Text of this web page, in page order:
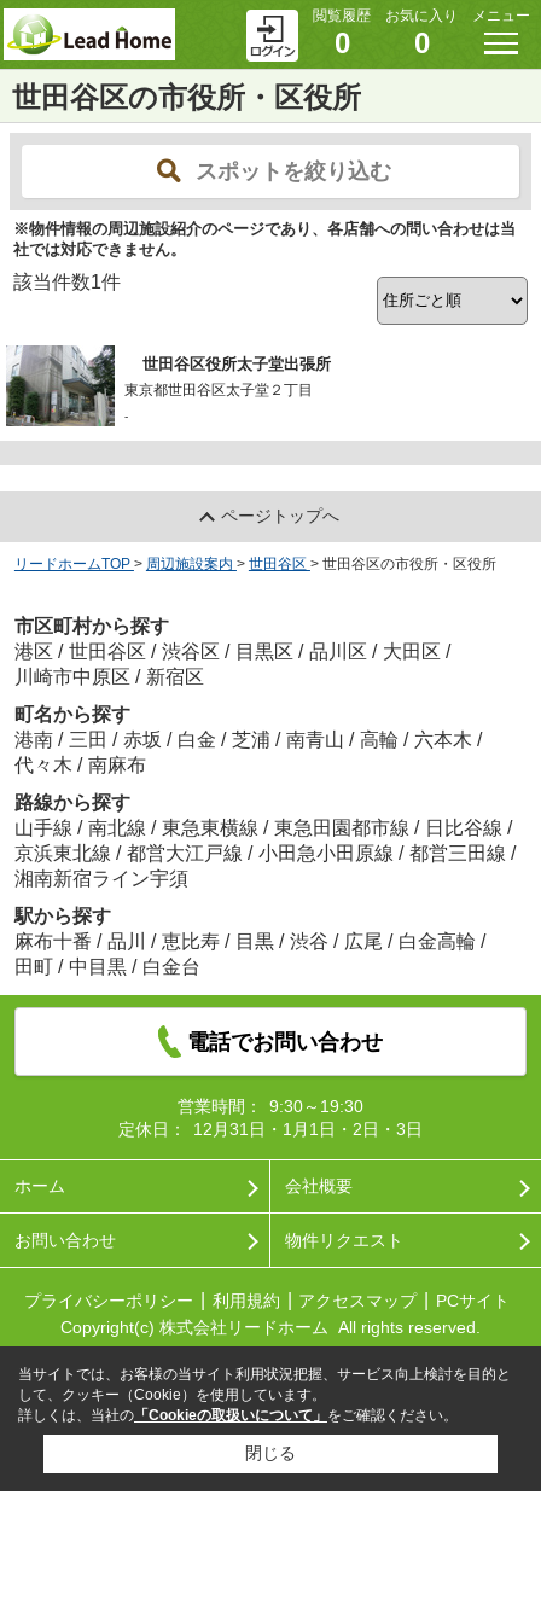
閲覧履歴
0
お気に入り
0
メニュー
世田谷区の市役所・区役所
スポットを絞り込む
※物件情報の周辺施設紹介のページであり、各店舗への問い合わせは当
社では対応できません。
該当件数1件
世田谷区役所太子堂出張所
東京都世田谷区太子堂２丁目
-
ページトップへ
リードホームTOP > 周辺施設案内 > 世田谷区 > 世田谷区の市役所・区役所
市区町村から探す
港区 / 世田谷区 / 渋谷区 / 目黒区 / 品川区 / 大田区 /
川崎市中原区 / 新宿区
町名から探す
港南 / 三田 / 赤坂 / 白金 / 芝浦 / 南青山 / 高輪 / 六本木 /
代々木 / 南麻布
路線から探す
山手線 / 南北線 / 東急東横線 / 東急田園都市線 / 日比谷線 /
京浜東北線 / 都営大江戸線 / 小田急小田原線 / 都営三田線 /
湘南新宿ライン宇須
駅から探す
麻布十番 / 品川 / 恵比寿 / 目黒 / 渋谷 / 広尾 / 白金高輪 /
田町 / 中目黒 / 白金台
電話でお問い合わせ
営業時間：
9:30～19:30
定休日：
12月31日・1月1日・2日・3日
ホーム 会社概要
お問い合わせ 物件リクエスト
プライバシーポリシー 利用規約 アクセスマップ
PCサイト
Copyright(c) 株式会社リードホーム All rights reserved.
当サイトでは、お客様の当サイト利用状況把握、サービス向上検討を目的と
して、クッキー（Cookie）を使用しています。
詳しくは、当社の 「Cookieの取扱いについて」 をご確認ください。
閉じる